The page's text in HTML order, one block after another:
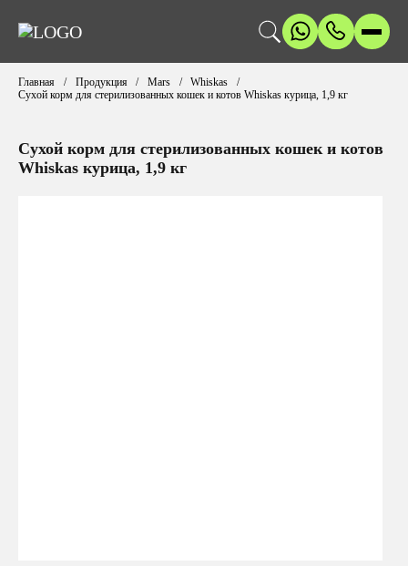
Главная Продукция Mars
Whiskas
Сухой корм для стерилизованных кошек и котов Whiskas курица, 1,9 кг
Сухой корм для стерилизованных кошек и котов
Whiskas курица, 1,9 кг